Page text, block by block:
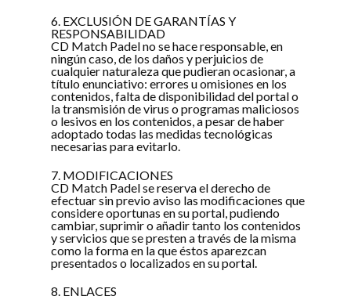
6. EXCLUSIÓN DE GARANTÍAS Y
RESPONSABILIDAD
CD Match Padel no se hace responsable, en
ningún caso, de los daños y perjuicios de
cualquier naturaleza que pudieran ocasionar, a
título enunciativo: errores u omisiones en los
contenidos, falta de disponibilidad del portal o
la transmisión de virus o programas maliciosos
o lesivos en los contenidos, a pesar de haber
adoptado todas las medidas tecnológicas
necesarias para evitarlo.
7. MODIFICACIONES
CD Match Padel se reserva el derecho de
efectuar sin previo aviso las modificaciones que
considere oportunas en su portal, pudiendo
cambiar, suprimir o añadir tanto los contenidos
y servicios que se presten a través de la misma
como la forma en la que éstos aparezcan
presentados o localizados en su portal.
8. ENLACES